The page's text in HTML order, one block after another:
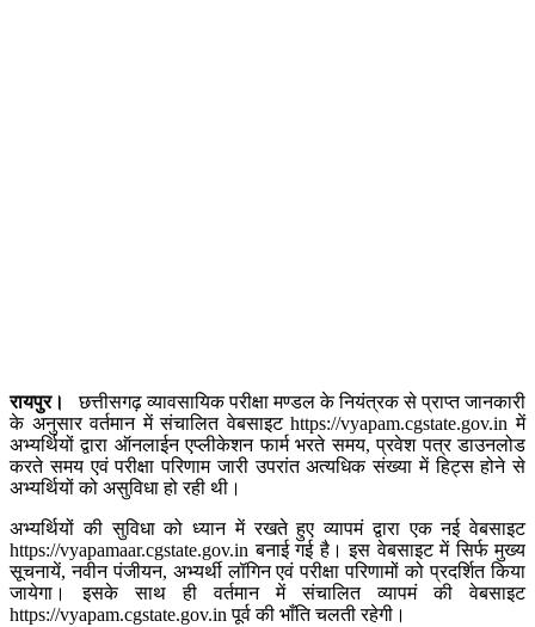
रायपुर।
छत्तीसगढ़ व्यावसायिक परीक्षा मण्डल के नियंत्रक से प्राप्त जानकारी
के अनुसार वर्तमान में संचालित वेबसाइट https://vyapam.cgstate.gov.in में
अभ्यर्थियों द्वारा ऑनलाईन एप्लीकेशन फार्म भरते समय, प्रवेश पत्र डाउनलोड
करते समय एवं परीक्षा परिणाम जारी उपरांत अत्यधिक संख्या में हिट्स होने से
अभ्यर्थियों को असुविधा हो रही थी।
अभ्यर्थियों की सुविधा को ध्यान में रखते हुए व्यापमं द्वारा एक नई वेबसाइट
https://vyapamaar.cgstate.gov.in बनाई गई है। इस वेबसाइट में सिर्फ मुख्य
सूचनायें, नवीन पंजीयन, अभ्यर्थी लॉगिन एवं परीक्षा परिणामों को प्रदर्शित किया
जायेगा। इसके साथ ही वर्तमान में संचालित व्यापमं की वेबसाइट
https://vyapam.cgstate.gov.in पूर्व की भाँति चलती रहेगी।